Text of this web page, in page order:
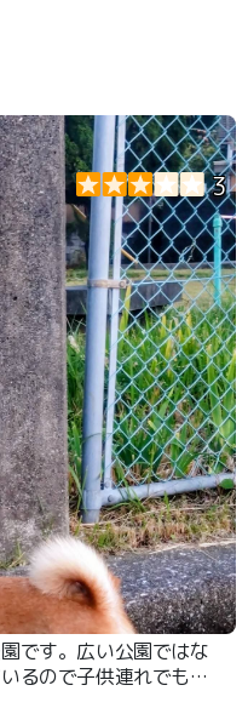
3
です。広い公園ではな
るので子供連れでも楽